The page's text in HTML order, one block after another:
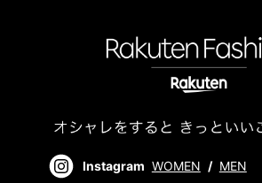
Instagram WOMEN / MEN